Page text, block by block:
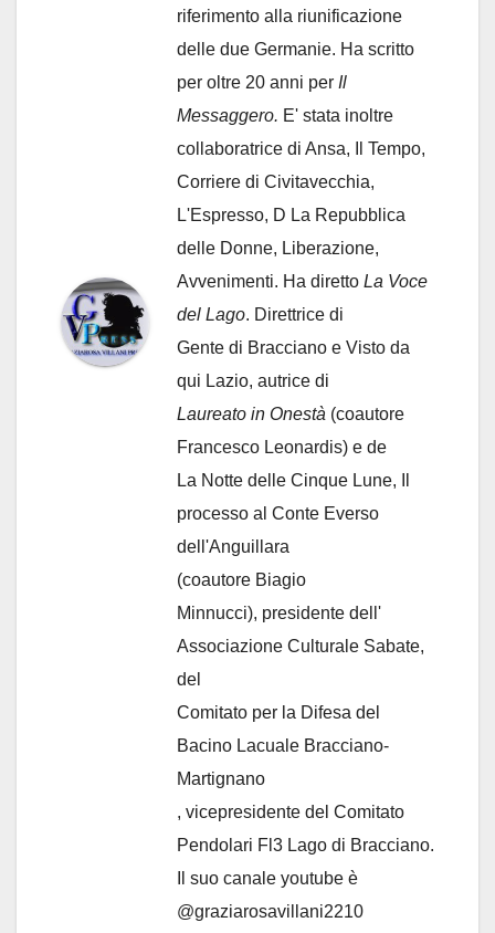
riferimento alla riunificazione
delle due Germanie. Ha scritto
per oltre 20 anni per Il
Messaggero. E' stata inoltre
collaboratrice di Ansa, Il Tempo,
Corriere di Civitavecchia,
L'Espresso, D La Repubblica
delle Donne, Liberazione,
Avvenimenti. Ha diretto La Voce
del Lago. Direttrice di
Gente di Bracciano e Visto da
qui Lazio, autrice di
Laureato in Onestà (coautore
Francesco Leonardis) e de
La Notte delle Cinque Lune, Il
processo al Conte Everso
dell'Anguillara
(coautore Biagio
Minnucci), presidente dell'
Associazione Culturale Sabate,
del
Comitato per la Difesa del
Bacino Lacuale Bracciano-
Martignano
, vicepresidente del Comitato
Pendolari Fl3 Lago di Bracciano.
Il suo canale youtube è
@graziarosavillani2210